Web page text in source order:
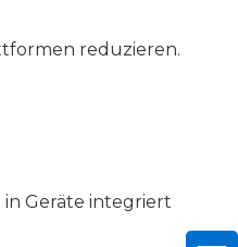
reduzieren.
Geräte integriert